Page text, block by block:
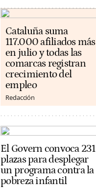
Cataluña suma
117.000 afiliados más
en julio y todas las
comarcas registran
crecimiento del
empleo
Redacción
El Govern convoca 231
plazas para desplegar
un programa contra la
pobreza infantil